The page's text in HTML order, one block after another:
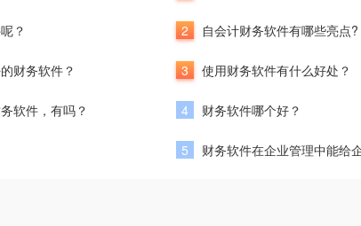
？
财务软件？
软件，有吗？
2 自会计财务软件有哪些亮点?
3 使用财务软件有什么好处？
4 财务软件哪个好？
5 财务软件在企业管理中能给